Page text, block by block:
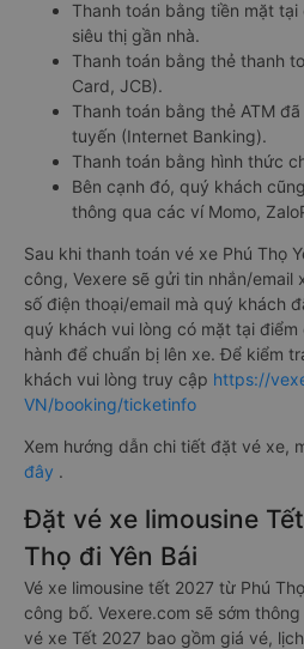
Thanh toán bằng tiền mặt
siêu thị gần nhà.
Thanh toán bằng thẻ thanh
Card, JCB).
Thanh toán bằng thẻ ATM
tuyến (Internet Banking).
Thanh toán bằng hình thức
Bên cạnh đó, quý khách
thông qua các ví Momo,
Sau khi thanh toán vé xe Phú Thọ
công, Vexere sẽ gửi tin nhắn/email
số điện thoại/email mà quý khách
quý khách vui lòng có mặt tại
hành để chuẩn bị lên xe. Để kiểm
khách vui lòng truy cập https://
VN/booking/ticketinfo
Xem hướng dẫn chi tiết đặt vé xe,
đây .
Đặt vé xe limousine
Thọ đi Yên Bái
Vé xe limousine tết 2027 từ Phú
công bố. Vexere.com sẽ sớm
vé xe Tết 2027 bao gồm giá vé,